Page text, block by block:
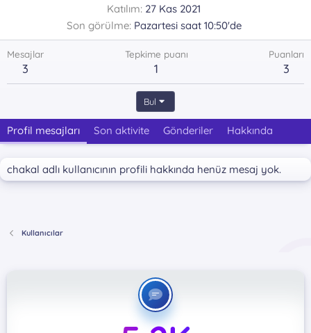
Katılım 27 Kas 2021
Son görülme Pazartesi saat 10:50'de
Mesajlar
3
Tepkime puanı
1
Puanları
3
Bul
Profil mesajları Son aktivite Gönderiler Hakkında
chakal adlı kullanıcının profili hakkında henüz mesaj yok.
Kullanıcılar